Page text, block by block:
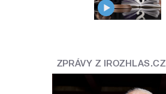
ZPRÁVY Z IROZHLAS.CZ